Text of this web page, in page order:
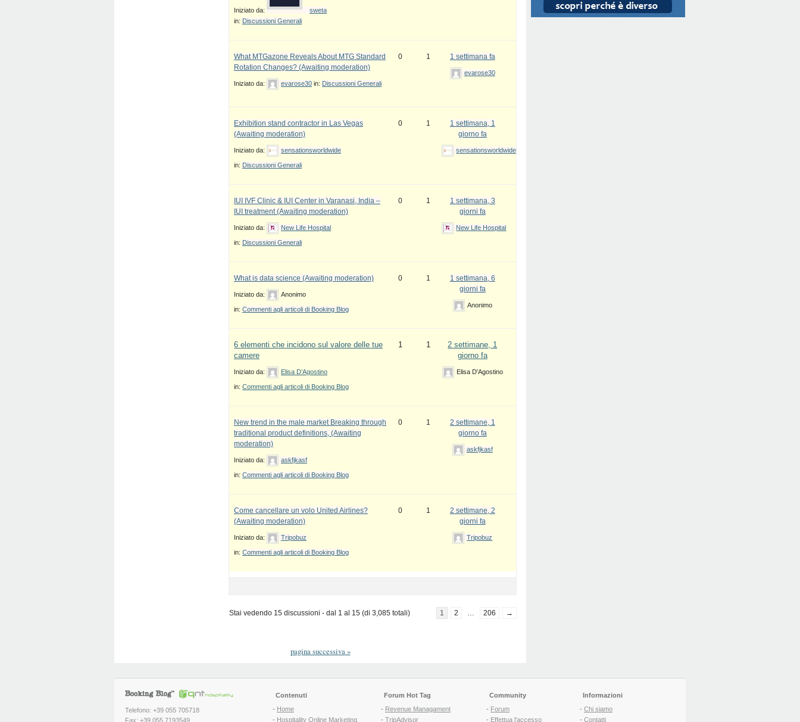
Iniziato da:
sweta
in: Discussioni Generali
What MTGazone Reveals About MTG Standard
Rotation Changes? (Awaiting moderation)
Iniziato da: evarose30 in: Discussioni Generali
0 1 1 settimana fa
evarose30
Exhibition stand contractor in Las Vegas
(Awaiting moderation)
Iniziato da: sensationsworldwide
in: Discussioni Generali
0 1
1 settimana, 1
giorno fa
sensationsworldwide
IUI IVF Clinic & IUI Center in Varanasi, India –
IUI treatment (Awaiting moderation)
Iniziato da: New Life Hospital
in: Discussioni Generali
0 1
1 settimana, 3
giorni fa
New Life Hospital
What is data science (Awaiting moderation)
Iniziato da: Anonimo
in: Commenti agli articoli di Booking Blog
0 1
1 settimana, 6
giorni fa
Anonimo
6 elementi che incidono sul valore delle tue
camere
Iniziato da: Elisa D’Agostino
in: Commenti agli articoli di Booking Blog
1 1
2 settimane, 1
giorno fa
Elisa D'Agostino
New trend in the male market Breaking through
traditional product definitions, (Awaiting
moderation)
Iniziato da: askfjkasf
in: Commenti agli articoli di Booking Blog
0 1
2 settimane, 1
giorno fa
askfjkasf
Come cancellare un volo United Airlines?
(Awaiting moderation)
Iniziato da: Tripobuz
in: Commenti agli articoli di Booking Blog
0 1
2 settimane, 2
giorni fa
Tripobuz
Stai vedendo 15 discussioni - dal 1 al 15 (di 3,085 totali) 1 2 … 206 →
pagina successiva»
Telefono: +39 055 705718
Fax: +39 055 7193549
Contenuti
- Home
- Hospitality Online Marketing
Forum Hot Tag
- Revenue Managament
- TripAdvisor
Community
- Forum
- Effettua l'accesso
Informazioni
- Chi siamo
- Contatti